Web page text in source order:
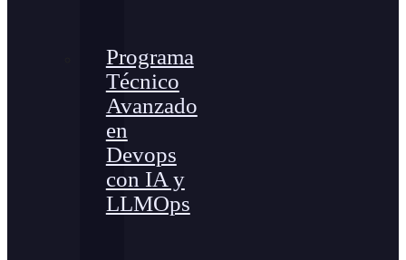
Programa
Técnico
Avanzado
en
Devops
con IA y
LLMOps